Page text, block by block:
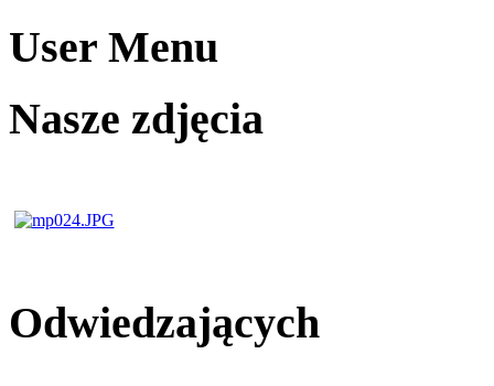
User Menu
Nasze zdjęcia
Odwiedzających